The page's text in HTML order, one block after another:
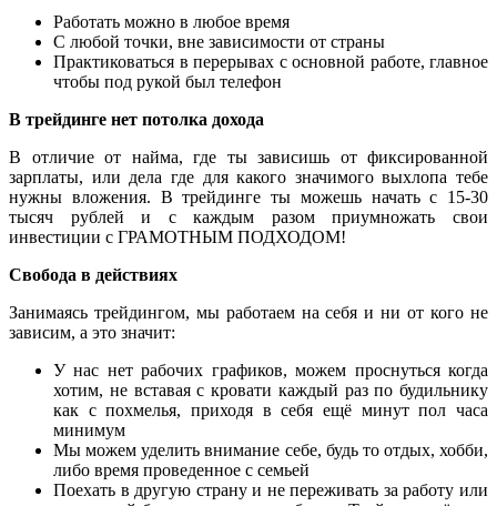
Работать можно в любое время
С любой точки, вне зависимости от страны
Практиковаться в перерывах с основной работе, главное
чтобы под рукой был телефон
В трейдинге нет потолка дохода
В отличие от найма, где ты зависишь от фиксированной
зарплаты, или дела где для какого значимого выхлопа тебе
нужны вложения. В трейдинге ты можешь начать с 15-30
тысяч рублей и с каждым разом приумножать свои
инвестиции с ГРАМОТНЫМ ПОДХОДОМ!
Свобода в действиях
Занимаясь трейдингом, мы работаем на себя и ни от кого не
зависим, а это значит:
У нас нет рабочих графиков, можем проснуться когда
хотим, не вставая с кровати каждый раз по будильнику
как с похмелья, приходя в себя ещё минут пол часа
минимум
Мы можем уделить внимание себе, будь то отдых, хобби,
либо время проведенное с семьей
Поехать в другую страну и не переживать за работу или